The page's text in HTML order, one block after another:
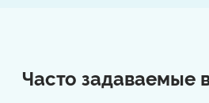
Часто задаваемые